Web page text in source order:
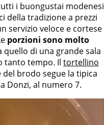
i buongustai modenesi
della tradizione a prezzi
servizio veloce e cortese
porzioni sono molto
quello di una grande sala
tanto tempo. Il tortellino
brodo segue la tipica
Donzi, al numero 7.